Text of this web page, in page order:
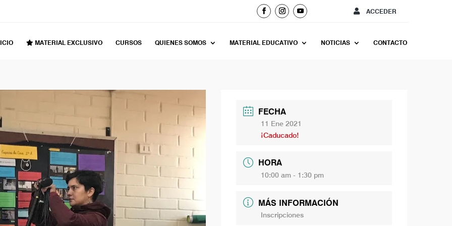
ACCEDER
MATERIAL EXCLUSIVO CURSOS QUIENES SOMOS MATERIAL EDUCATIVO NOTICIAS CONTACTO
FECHA
11 Ene 2021
¡Caducado!
HORA
10:00 am - 1:30 pm
MÁS INFORMACIÓN
Inscripciones